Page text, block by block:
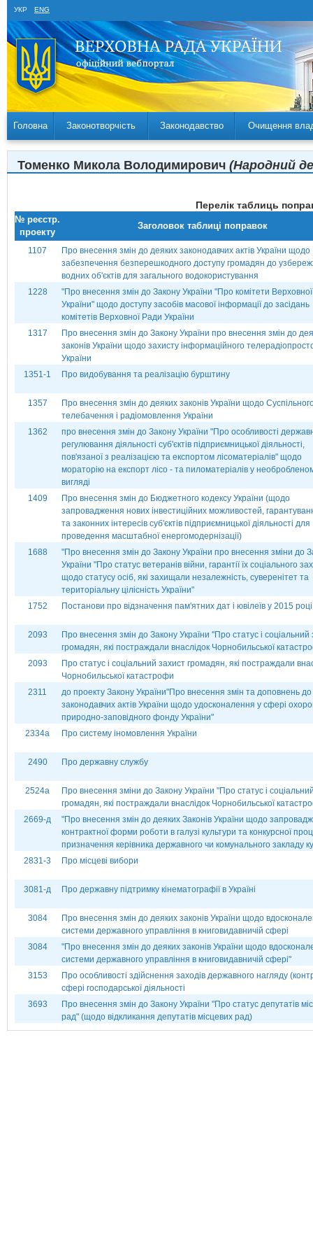
УКР ENG
Головна Законотворчість Законодавство Очищення
Томенко Микола Володимирович (Народний
Перелік таблиць
№ реєстр.
проекту
Заголовок таблиці поправок
1107
Про внесення змін до деяких законодавчих актів України щодо
забезпечення безперешкодного доступу громадян до
водних об'єктів для загального водокористування
1228
"Про внесення змін до Закону України "Про комітети
України" щодо доступу засобів масової інформації до засідань
комітетів Верховної Ради України
1317
Про внесення змін до Закону України про внесення змін до
законів України щодо захисту інформаційного
України
1351-1
Про видобування та реалізацію бурштину
1357
Про внесення змін до деяких законів України щодо
телебачення і радіомовлення України
1362
про внесення змін до Закону України "Про особливості
регулювання діяльності суб'єктів підприємницької діяльності,
пов'язаної з реалізацією та експортом лісоматеріалів" щодо
мораторію на експорт лісо - та пиломатеріалів у
вигляді
1409
Про внесення змін до Бюджетного кодексу України (щодо
запровадження нових інвестиційних можливостей,
та законних інтересів суб'єктів підприємницької діяльності для
проведення масштабної енергомодернізації)
1688
"Про внесення змін до Закону України про внесення зміни до
України "Про статус ветеранів війни, гарантії їх соціального
щодо статусу осіб, які захищали незалежність, суверенітет та
територіальну цілісність України"
1752
Постанови про відзначення пам'ятних дат і ювілеїв у 2015 році
2093
Про внесення змін до Закону України ''Про статус і соціальний
громадян, які постраждали внаслідок Чорнобильської
2093
Про статус і соціальний захист громадян, які постраждали
Чорнобильської катастрофи
2311
до проекту Закону України"Про внесення змін та доповнень
законодавчих актів України щодо удосконалення у сфері
природно-заповідного фонду України"
2334а
Про систему іномовлення України
2490 Про державну службу
2524а
Про внесення зміни до Закону України "Про статус і
громадян, які постраждали внаслідок Чорнобильської
2669-д
"Про внесення змін до деяких Законів України щодо
контрактної форми роботи в галузі культури та конкурсної
призначення керівника державного чи комунального закладу
2831-3
Про місцеві вибори
3081-д Про державну підтримку кінематографії в Україні
3084
Про внесення змін до деяких законів України щодо
системи державного управління в книговидавничій сфері
3084
"Про внесення змін до деяких законів України щодо
системи державного управління в книговидавничій сфері"
3153
Про особливості здійснення заходів державного нагляду
сфері господарської діяльності
3693
Про внесення змін до Закону України "Про статус депутатів
рад" (щодо відкликання депутатів місцевих рад)